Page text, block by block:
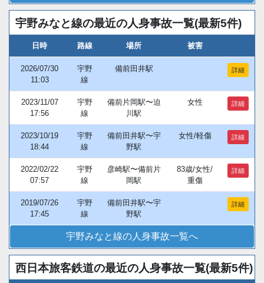
宇野みなと線の最近の人身事故一覧(最新5件)
日時 路線 場所 被害
2026/07/30
11:03
宇野
線
備前田井駅 詳細
2023/11/07
17:56
宇野
線
備前片岡駅〜迫
川駅
女性 詳細
2023/10/19
18:44
宇野
線
備前田井駅〜宇
野駅
女性/軽傷 詳細
2022/02/22
07:57
宇野
線
彦崎駅〜備前片
岡駅
83歳/女性/
重傷
詳細
2019/07/26
17:45
宇野
線
備前田井駅〜宇
野駅
詳細
宇野みなと線の人身事故一覧へ
西日本旅客鉄道の最近の人身事故一覧(最新5件)